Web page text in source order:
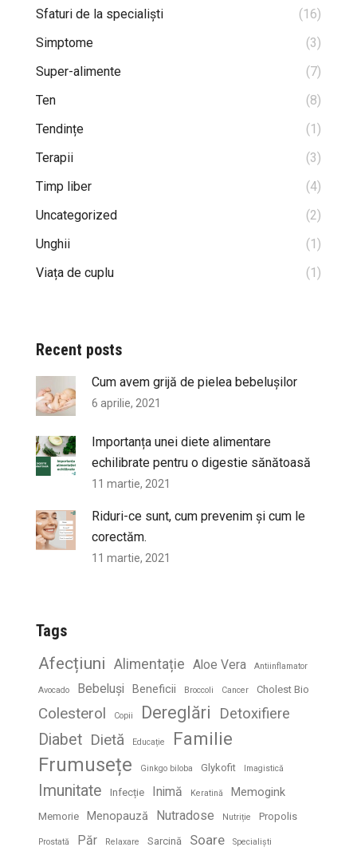
Sfaturi de la specialiști
(16)
Simptome
(3)
Super-alimente
(7)
Ten
(8)
Tendințe
(1)
Terapii
(3)
Timp liber
(4)
Uncategorized
(2)
Unghii
(1)
Viața de cuplu
(1)
Recent posts
Cum avem grijă de pielea bebelușilor
6 aprilie, 2021
Importanța unei diete alimentare
echilibrate pentru o digestie sănătoasă
11 martie, 2021
Riduri-ce sunt, cum prevenim și cum le
corectăm.
11 martie, 2021
Tags
Afecțiuni Alimentație Aloe Vera Antiinflamator
Avocado Bebeluși Beneficii Broccoli Cancer Cholest Bio
Colesterol Copii Dereglări Detoxifiere
Diabet Dietă Educație Familie
Frumusețe Ginkgo biloba Glykofit Imagistică
Imunitate Infecție Inimă Keratină Memogink
Memorie Menopauză Nutradose Nutriție Propolis
Prostată Păr Relaxare Sarcină Soare Specialiști